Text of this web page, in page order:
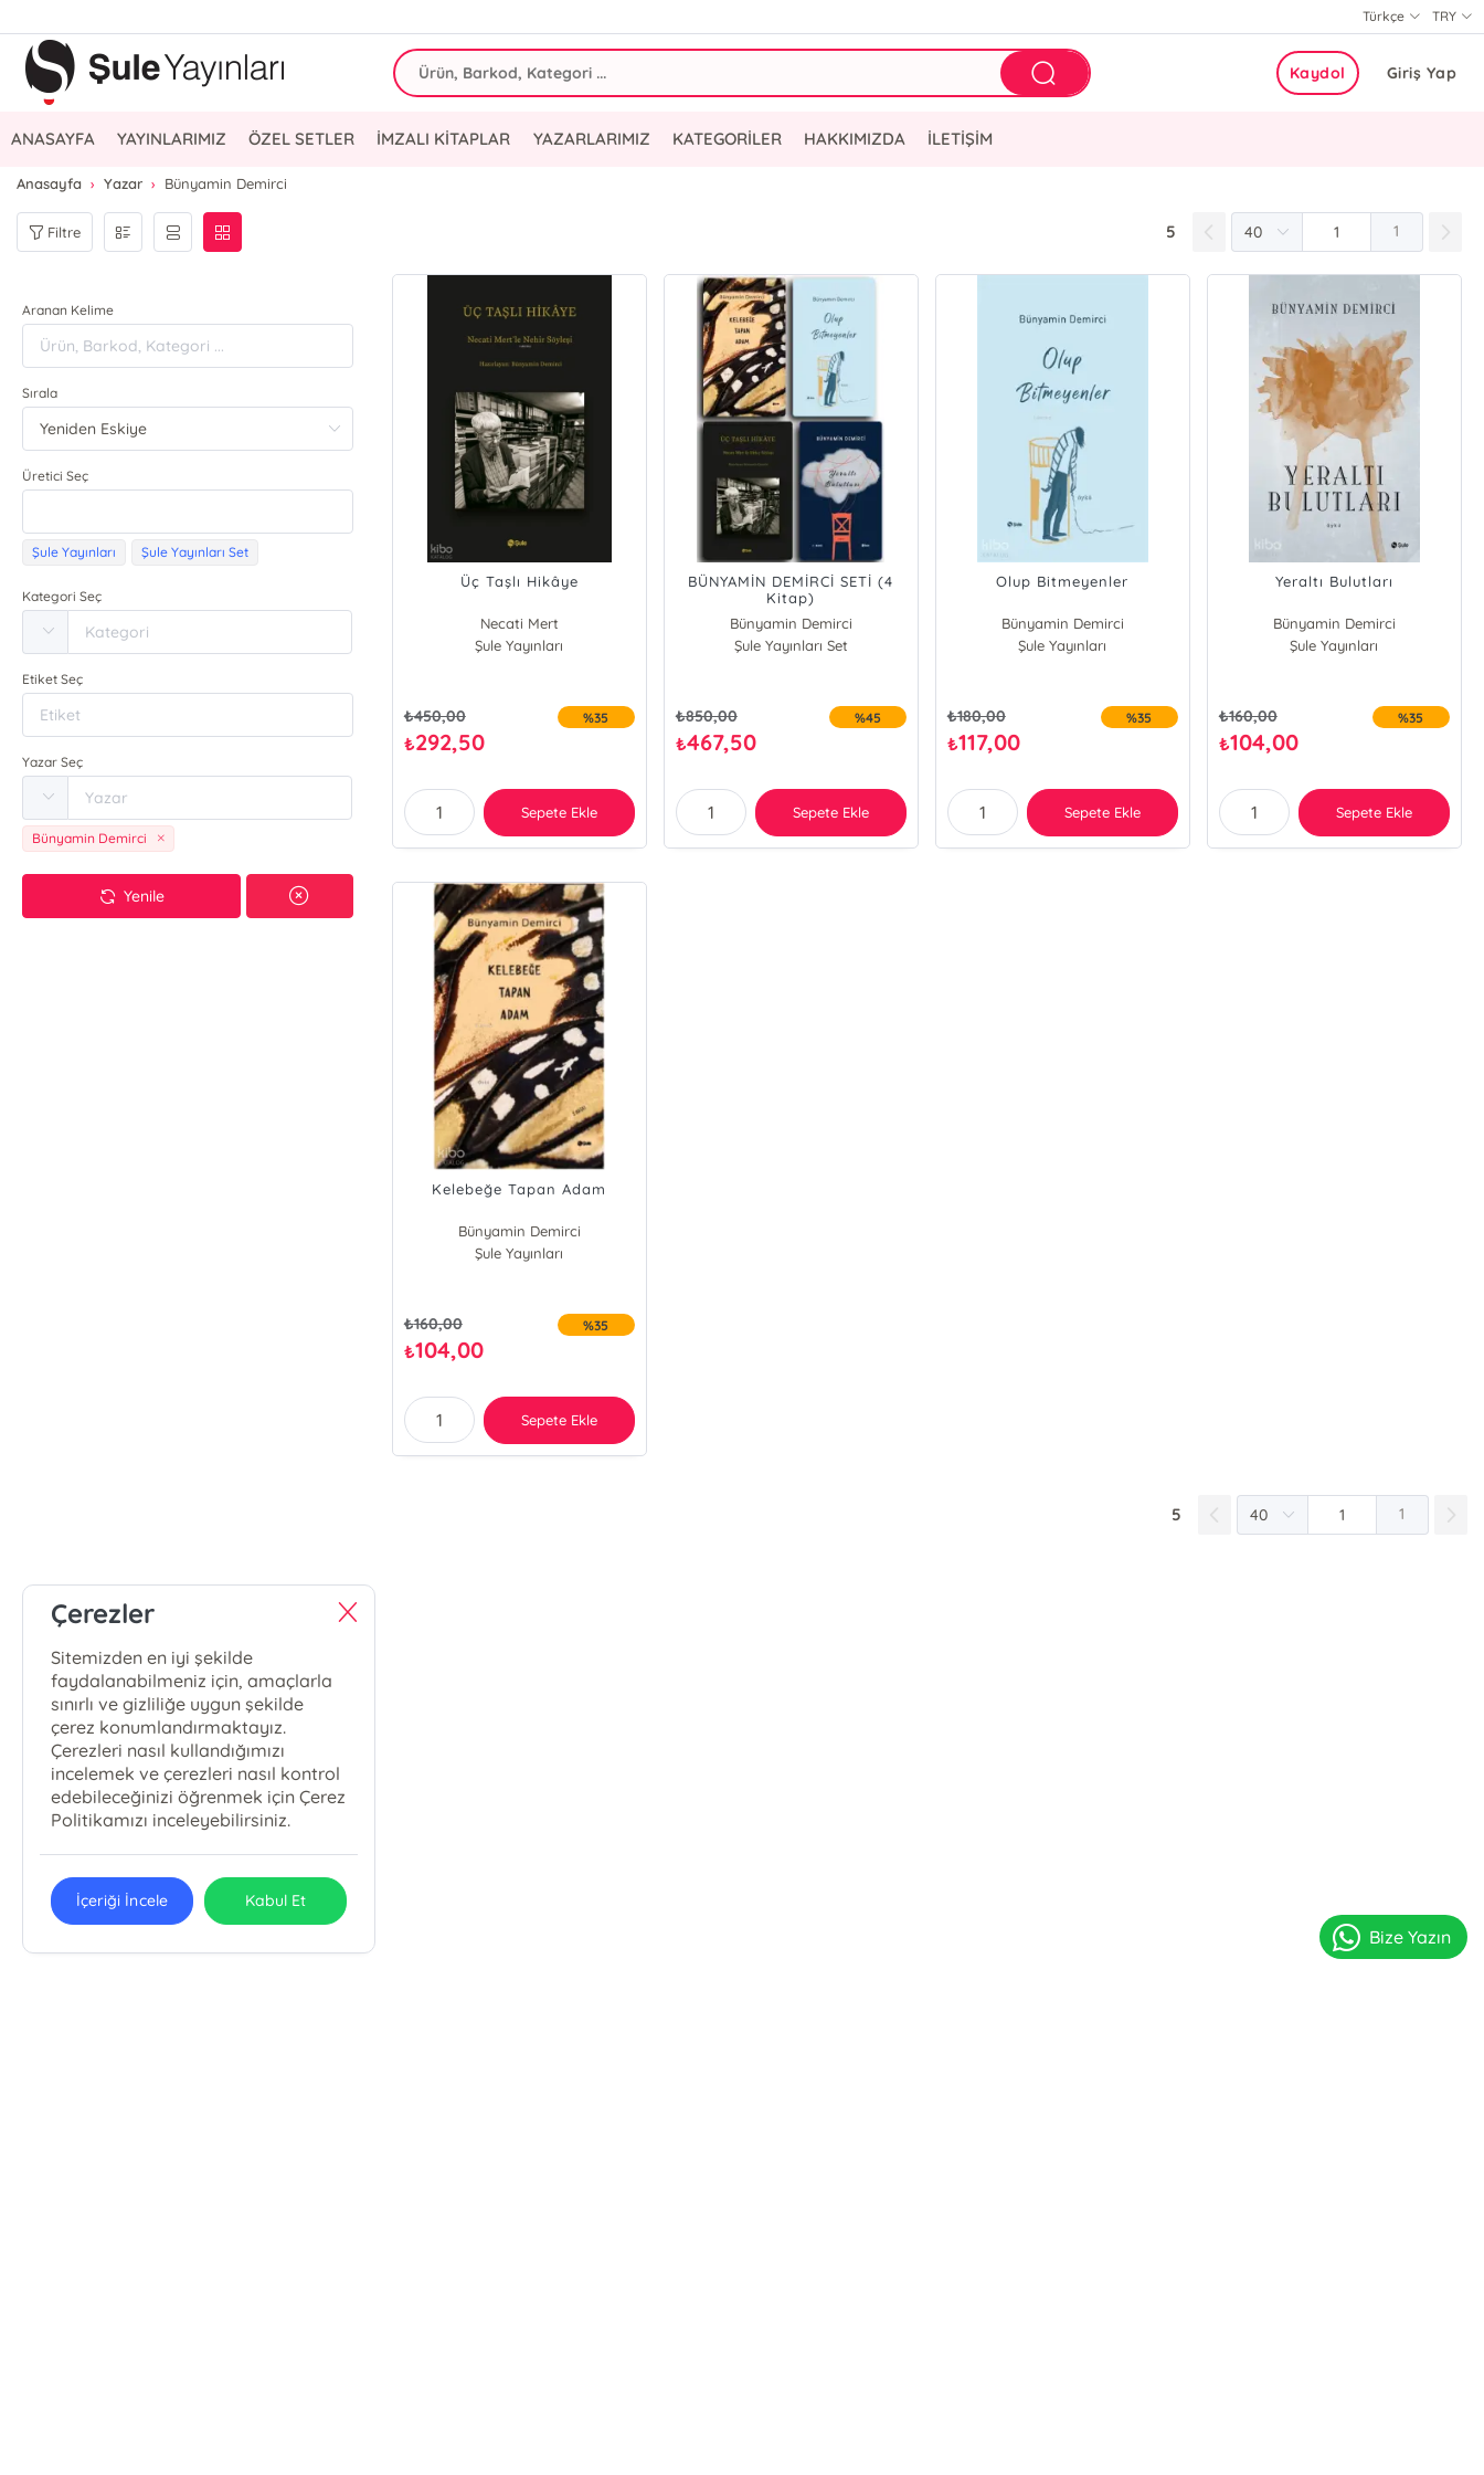
TRY
Türkçe
Giriş Yap
Kaydol
ANASAYFA YAYINLARIMIZ ÖZEL SETLER İMZALI KİTAPLAR YAZARLARIMIZ KATEGORİLER HAKKIMIZDA İLETİŞİM
Anasayfa Yazar Bünyamin Demirci
Filtre 5 1
Aranan Kelime
Sırala
Üretici Seç
Şule Yayınları Şule Yayınları Set
Kategori Seç
Etiket Seç
Yazar Seç
Bünyamin Demirci
Yenile
Üç Taşlı Hikâye
Necati Mert
Bünyamin Demirci
Şule Yayınları
₺450,00
₺292,50
%35
Sepete Ekle
BÜNYAMİN DEMİRCİ SETİ (4
Kitap)
Bünyamin Demirci
Şule Yayınları Set
₺850,00
₺467,50
%45
Sepete Ekle
Olup Bitmeyenler
Bünyamin Demirci
Şule Yayınları
₺180,00
₺117,00
%35
Sepete Ekle
Yeraltı Bulutları
Bünyamin Demirci
Şule Yayınları
₺160,00
₺104,00
%35
Sepete Ekle
Kelebeğe Tapan Adam
Bünyamin Demirci
Şule Yayınları
₺160,00
₺104,00
%35
Sepete Ekle
5 1
Bize Yazın
Çerezler
Sitemizden en iyi şekilde
faydalanabilmeniz için, amaçlarla
sınırlı ve gizliliğe uygun şekilde
çerez konumlandırmaktayız.
Çerezleri nasıl kullandığımızı
incelemek ve çerezleri nasıl kontrol
edebileceğinizi öğrenmek için Çerez
Politikamızı inceleyebilirsiniz.
İçeriği İncele Kabul Et